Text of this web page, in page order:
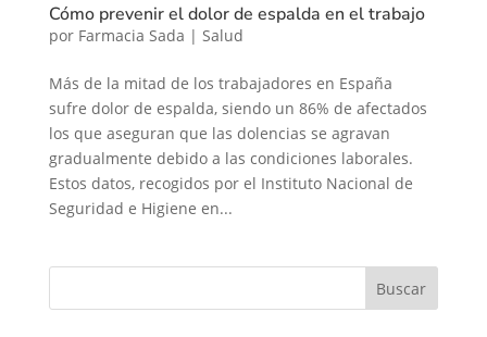
Cómo prevenir el dolor de espalda en el trabajo
por Farmacia Sada | Salud
Más de la mitad de los trabajadores en España
sufre dolor de espalda, siendo un 86% de afectados
los que aseguran que las dolencias se agravan
gradualmente debido a las condiciones laborales.
Estos datos, recogidos por el Instituto Nacional de
Seguridad e Higiene en...